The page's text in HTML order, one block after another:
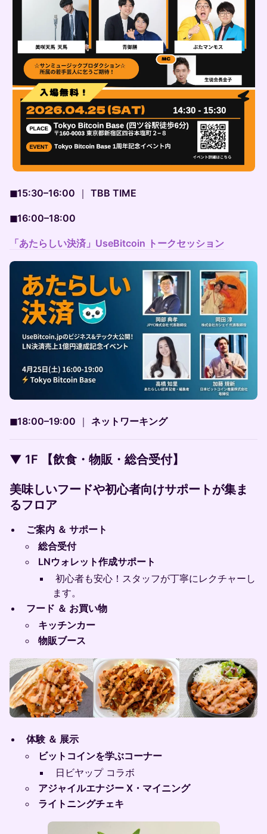
◼︎15:30–16:00 ｜ TBB TIME
◼︎16:00–18:00
「あたらしい決済」UseBitcoin トークセッション
◼︎18:00–19:00 ｜ ネットワーキング
▼ 1F 【飲食・物販・総合受付】
美味しいフードや初心者向けサポートが集ま
るフロア
ご案内 ＆ サポート
総合受付
LNウォレット作成サポート
初心者も安心！スタッフが丁寧にレクチャーし
ます。
フード ＆ お買い物
キッチンカー
物販ブース
体験 ＆ 展示
ビットコインを学ぶコーナー
日ビヤップ コラボ
アジャイルエナジー X・マイニング
ライトニングチェキ